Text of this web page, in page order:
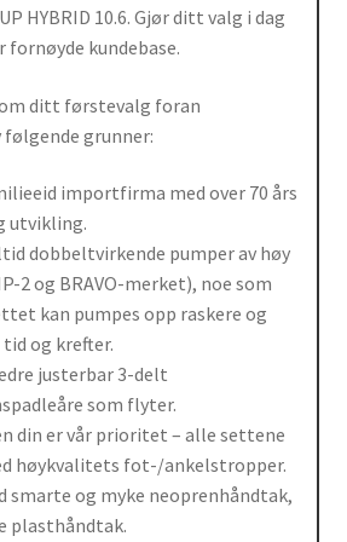
HYBRID 10.6. Gjør ditt valg i dag
fornøyde kundebase.
ditt førstevalg foran
grunner:
importfirma med over 70 års
utvikling.
dobbeltvirkende pumper av høy
2 og BRAVO-merket), noe som
kan pumpes opp raskere og
og krefter.
justerbar 3-delt
som flyter.
din er vår prioritet – alle settene
høykvalitets fot-/ankelstropper.
smarte og myke neoprenhåndtak,
plasthåndtak.